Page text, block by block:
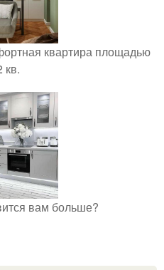
квартира площадью
кв.
вам больше?